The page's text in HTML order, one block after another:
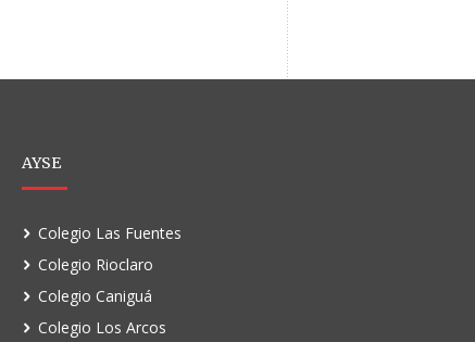
AYSE
Colegio Las Fuentes
Colegio Rioclaro
Colegio Caniguá
Colegio Los Arcos